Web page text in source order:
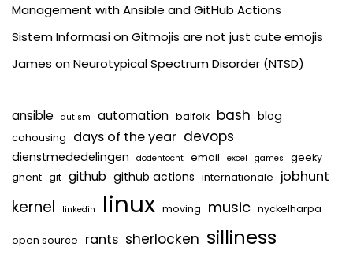
Management with Ansible and GitHub Actions
Sistem InformasionGitmojis are not just cute emojis
James onNeurotypical Spectrum Disorder (NTSD)
ansible autism automation balfolk bash blog
cohousing days of the year devops
dienstmededelingen dodentocht email excel games
geeky
ghent git github github actions internationale jobhunt
kernel linkedin linux moving music nyckelharpa
open source rants sherlocken silliness